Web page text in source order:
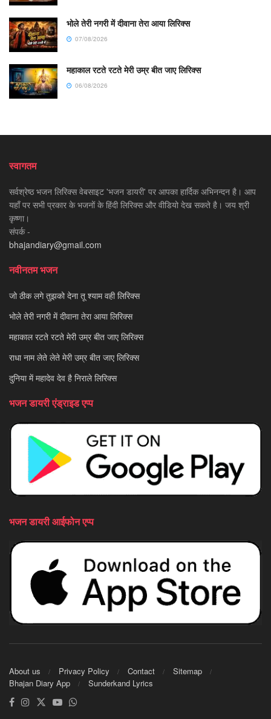
भोले तेरी नगरी में दीवाना तेरा आया लिरिक्स
07/08/2026
महाकाल रटते रटते मेरी उम्र बीत जाए लिरिक्स
06/08/2026
स्वागतम
सर्वश्रेष्ठ भजन लिरिक्स वेबसाइट 'भजन डायरी' पर आपका हार्दिक अभिनन्दन है। आप
यहाँ पर सभी प्रकार के भजनों के हिंदी लिरिक्स और वीडियो देख सकते है। जय श्री
कृष्णा।
संपर्क -
bhajandiary@gmail.com
नवीनतम भजन
जो ठीक लगे तुझको देना तू श्याम वही लिरिक्स
भोले तेरी नगरी में दीवाना तेरा आया लिरिक्स
महाकाल रटते रटते मेरी उम्र बीत जाए लिरिक्स
राधा नाम लेते लेते मेरी उम्र बीत जाए लिरिक्स
दुनिया में महादेव देव है निराले लिरिक्स
भजन डायरी एंड्राइड एप्प
भजन डायरी आईफोन एप्प
About us Privacy Policy Contact
Sitemap
Bhajan Diary App
Sunderkand Lyrics